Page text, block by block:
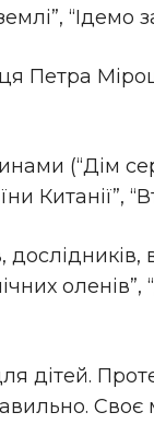
“Ідемо
Петра
(“Дім
Китанії”,
оленів”,
дітей.
Своє